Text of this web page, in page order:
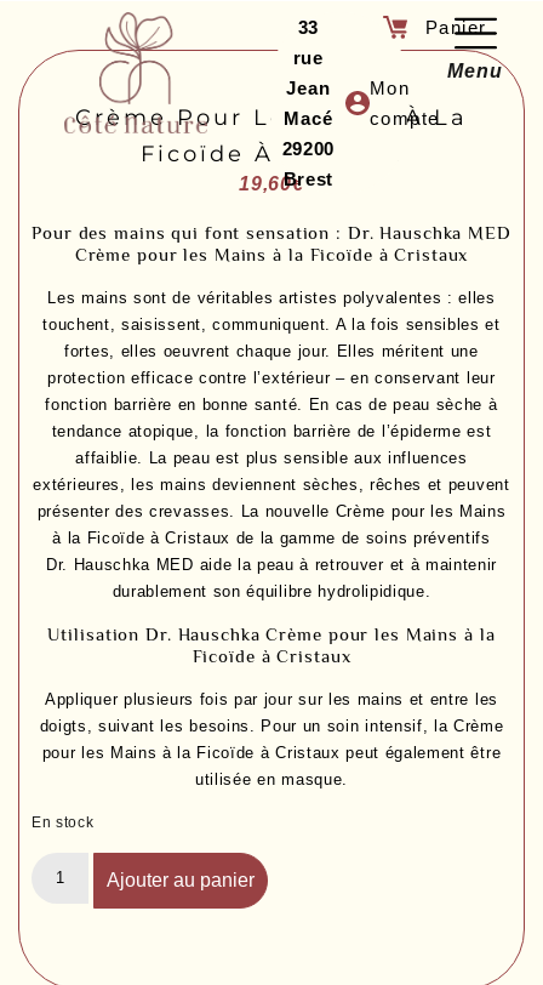
33
rue
Jean
Macé
29200
Brest
Mon
compte
Menu
Crème Pour Les Mains À La
Ficoïde À Cristaux
19,60€
Pour des mains qui font sensation : Dr. Hauschka MED
Crème pour les Mains à la Ficoïde à Cristaux
Les mains sont de véritables artistes polyvalentes : elles
touchent, saisissent, communiquent. A la fois sensibles et
fortes, elles oeuvrent chaque jour. Elles méritent une
protection efficace contre l’extérieur – en conservant leur
fonction barrière en bonne santé. En cas de peau sèche à
tendance atopique, la fonction barrière de l’épiderme est
affaiblie. La peau est plus sensible aux influences
extérieures, les mains deviennent sèches, rêches et peuvent
présenter des crevasses. La nouvelle Crème pour les Mains
à la Ficoïde à Cristaux de la gamme de soins préventifs
Dr. Hauschka MED aide la peau à retrouver et à maintenir
durablement son équilibre hydrolipidique.
Utilisation Dr. Hauschka Crème pour les Mains à la
Ficoïde à Cristaux
Appliquer plusieurs fois par jour sur les mains et entre les
doigts, suivant les besoins. Pour un soin intensif, la Crème
pour les Mains à la Ficoïde à Cristaux peut également être
utilisée en masque.
En stock
Ajouter au panier